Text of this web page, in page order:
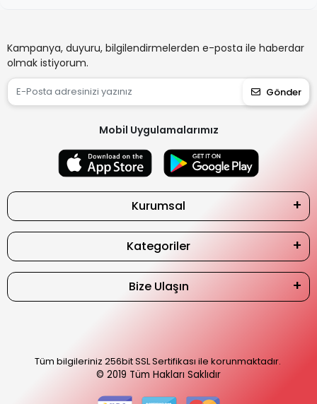
Kampanya, duyuru, bilgilendirmelerden e-posta ile haberdar
olmak istiyorum.
Gönder
Mobil Uygulamalarımız
Kurumsal
Kategoriler
Bize Ulaşın
Tüm bilgileriniz 256bit SSL Sertifikası ile korunmaktadır.
© 2019 Tüm Hakları Saklıdır